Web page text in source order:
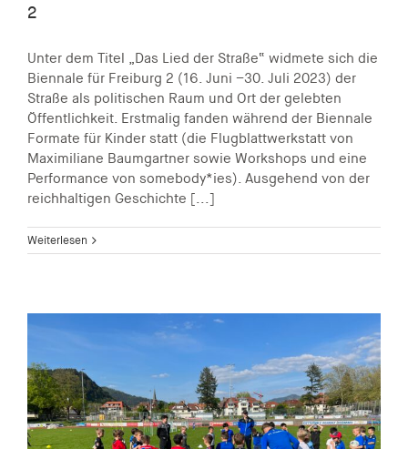
2
Unter dem Titel „Das Lied der Straße“ widmete sich die
Biennale für Freiburg 2 (16. Juni –30. Juli 2023) der
Straße als politischen Raum und Ort der gelebten
Öffentlichkeit. Erstmalig fanden während der Biennale
Formate für Kinder statt (die Flugblattwerkstatt von
Maximiliane Baumgartner sowie Workshops und eine
Performance von somebody*ies). Ausgehend von der
reichhaltigen Geschichte [...]
Weiterlesen